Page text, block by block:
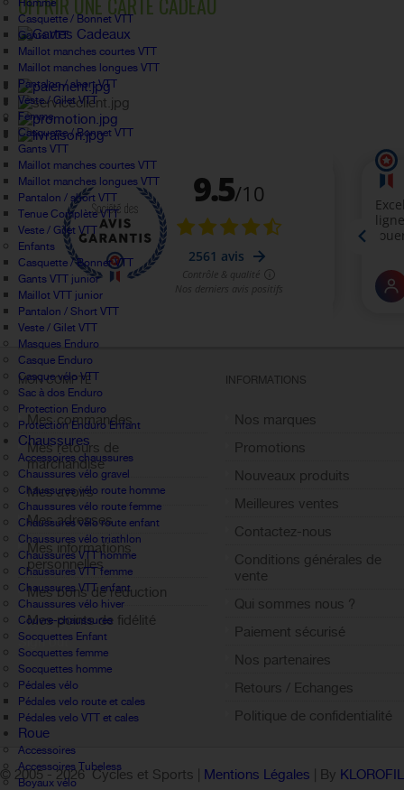
Homme
Casquette / Bonnet VTT
Gants VTT
Maillot manches courtes VTT
Maillot manches longues VTT
Pantalon / short VTT
Veste / Gilet VTT
Femme
Casquette / Bonnet VTT
Gants VTT
Maillot manches courtes VTT
Maillot manches longues VTT
Pantalon / short VTT
Tenue Complète VTT
Veste / Gilet VTT
Enfants
Casquette / Bonnet VTT
Gants VTT junior
Maillot VTT junior
Pantalon / Short VTT
Veste / Gilet VTT
Masques Enduro
Casque Enduro
Casque vélo VTT
Sac à dos Enduro
Protection Enduro
Protection Enduro Enfant
Chaussures
Accessoires chaussures
Chaussures vélo gravel
Chaussures vélo route homme
Chaussures vélo route femme
Chaussures vélo route enfant
Chaussures vélo triathlon
Chaussures VTT homme
Chaussures VTT femme
Chaussures VTT enfant
Chaussures vélo hiver
Couvre-chaussures
Socquettes Enfant
Socquettes femme
Socquettes homme
Pédales vélo
Pédales velo route et cales
Pédales velo VTT et cales
Roue
Accessoires
Accessoires Tubeless
Boyaux vélo
MON COMPTE
Mes commandes
Mes retours de
marchandise
Mes avoirs
Mes adresses
Mes informations
personnelles
Mes bons de réduction
Mes points de fidélité
Sign out
INFORMATIONS
Nos marques
Promotions
Nouveaux produits
Meilleures ventes
Contactez-nous
Conditions générales de
vente
Qui sommes nous ?
Paiement sécurisé
Nos partenaires
Retours / Echanges
Politique de confidentialité
© 2005 -2026 Cycles et Sports | Mentions Légales | By